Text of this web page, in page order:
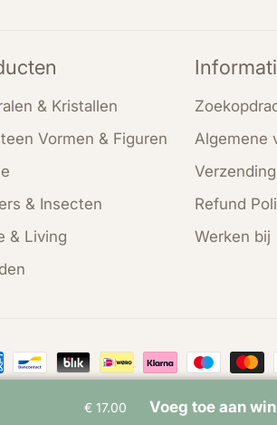
& Kristallen
Vormen & Figuren
& Insecten
& Living
Algemene
Verzending
Refund
Werken bij
€ 17.00 Voeg toe aan